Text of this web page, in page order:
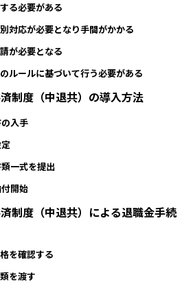
る必要がある
対応が必要となり手間がかかる
が必要となる
ルールに基づいて行う必要がある
制度（中退共）の導入方法
入手
一式を提出
開始
制度（中退共）による退職金手続
を確認する
を渡す